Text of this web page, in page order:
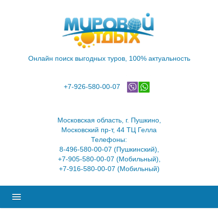
Онлайн поиск выгодных туров, 100% актуальность
+7-926-580-00-07
Московская область, г. Пушкино,
Московский пр-т, 44 ТЦ Гелла
Телефоны:
8-496-580-00-07 (Пушкинский),
+7-905-580-00-07 (Мобильный),
+7-916-580-00-07 (Мобильный)